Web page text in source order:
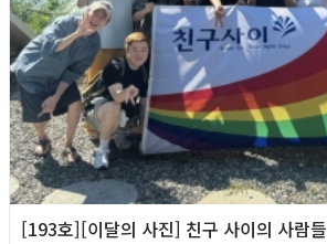
[193호][이달의 사진] 친구 사이의 사람들